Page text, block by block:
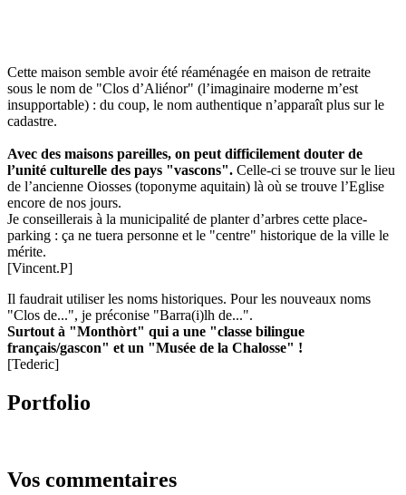
Cette maison semble avoir été réaménagée en maison de retraite
sous le nom de "Clos d’Aliénor" (l’imaginaire moderne m’est
insupportable) : du coup, le nom authentique n’apparaît plus sur le
cadastre.
Avec des maisons pareilles, on peut difficilement douter de
l’unité culturelle des pays "vascons". Celle-ci se trouve sur le lieu
de l’ancienne Oiosses (toponyme aquitain) là où se trouve l’Eglise
encore de nos jours.
Je conseillerais à la municipalité de planter d’arbres cette place-
parking : ça ne tuera personne et le "centre" historique de la ville le
mérite.
[Vincent.P]
Il faudrait utiliser les noms historiques. Pour les nouveaux noms
"Clos de...", je préconise "Barra(i)lh de...".
Surtout à "Monthòrt" qui a une "classe bilingue
français/gascon" et un "Musée de la Chalosse" !
[Tederic]
Portfolio
Vos commentaires